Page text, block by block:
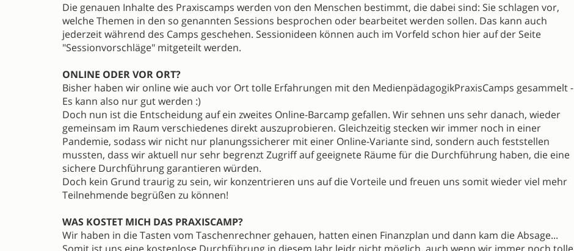
Die genauen Inhalte des Praxiscamps werden von den Menschen bestimmt, die dabei sind: Sie schlagen vor,
welche Themen in den so genannten Sessions besprochen oder bearbeitet werden sollen. Das kann auch
jederzeit während des Camps geschehen. Sessionideen können auch im Vorfeld schon hier auf der Seite
"Sessionvorschläge" mitgeteilt werden.
ONLINE ODER VOR ORT?
Bisher haben wir online wie auch vor Ort tolle Erfahrungen mit den MedienpädagogikPraxisCamps gesammelt -
Es kann also nur gut werden :)
Doch nun ist die Entscheidung auf ein zweites Online-Barcamp gefallen. Wir sehnen uns sehr danach, wieder
gemeinsam im Raum verschiedenes direkt auszuprobieren. Gleichzeitig stecken wir immer noch in einer
Pandemie, sodass wir nicht nur planungssicherer mit einer Online-Variante sind, sondern auch feststellen
mussten, dass wir aktuell nur sehr begrenzt Zugriff auf geeignete Räume für die Durchführung haben, die eine
sichere Durchführung garantieren würden.
Doch kein Grund traurig zu sein, wir konzentrieren uns auf die Vorteile und freuen uns somit wieder viel mehr
Teilnehmende begrüßen zu können!
WAS KOSTET MICH DAS PRAXISCAMP?
Wir haben in die Tasten vom Taschenrechner gehauen, hatten einen Finanzplan und dann kam die Absage...